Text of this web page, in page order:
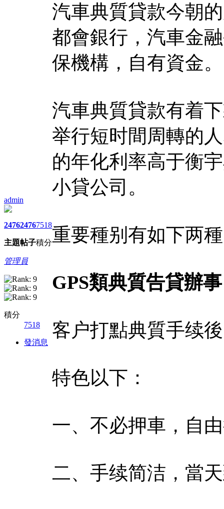
admin
2476
主題
2476
帖子
7518
積分
管理員
積分
7518
發消息
汽車典質貸款今朝
都會銀行，汽車金
保機構，自有資金。
汽車典質貸款有着
举行短时間周轉的
的年化利率高于衡
小貸公司。
重要種别有如下两
GPS類典質告貸辦事
客户打點典質手续
特色以下：
一、不必押車，自
二、手续简洁，當